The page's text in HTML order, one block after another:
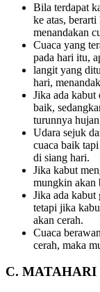
Bila terdapat
ke atas,
menandakan
Cuaca yang
pada hari itu,
langit yang
hari,
Jika ada kabut
baik,
turunnya
Udara sejuk
cuaca baik
di siang hari.
Jika kabut
mungkin akan
Jika ada kabut
tetapi jika
akan cerah.
Cuaca
cerah, maka
C. MATAHARI